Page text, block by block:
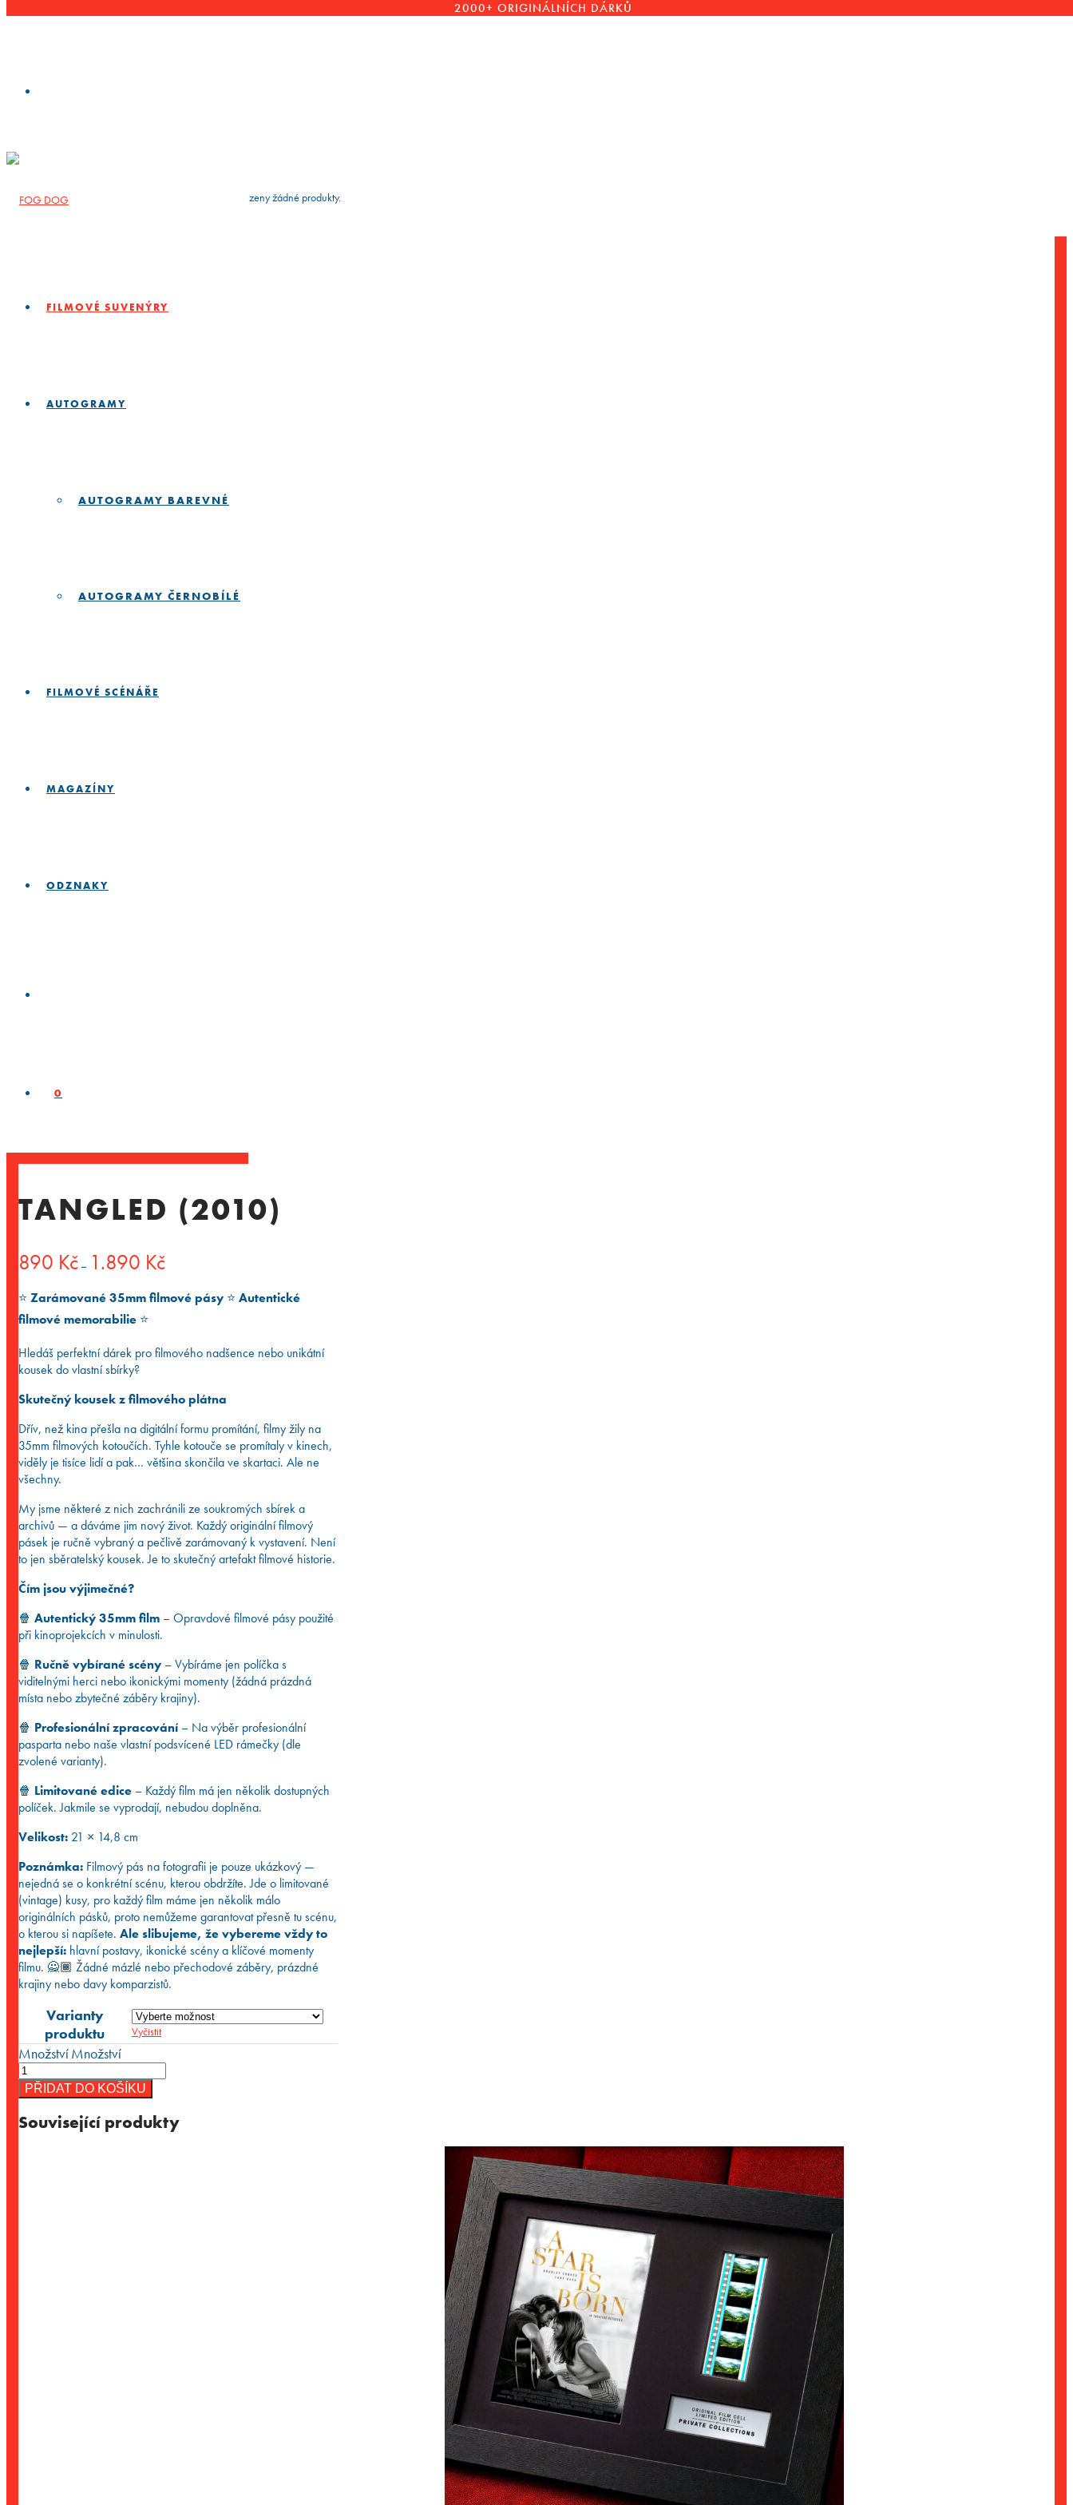
2000+ ORIGINÁLNÍCH DÁRKŮ
FILMOVÉ SUVENÝRY
AUTOGRAMY
AUTOGRAMY BAREVNÉ
AUTOGRAMY ČERNOBÍLÉ
FILMOVÉ SCÉNÁŘE
MAGAZÍNY
ODZNAKY
0
pressEnterto search Nebyly nalezeny žádné produkty.
TANGLED (2010)
890 Kč – 1.890 Kčcen:
až
⭐️ Zarámované 35mm filmové pásy ⭐️ Autentické
filmové memorabilie ⭐️
Hledáš perfektní dárek pro filmového nadšence nebo unikátní
kousek do vlastní sbírky?
Skutečný kousek z filmového plátna
Dřív, než kina přešla na digitální formu promítání, filmy žily na
35mm filmových kotoučích. Tyhle kotouče se promítaly v kinech,
viděly je tisíce lidí a pak… většina skončila ve skartaci. Ale ne
všechny.
My jsme některé z nich zachránili ze soukromých sbírek a
archivů — a dáváme jim nový život. Každý originální filmový
pásek je ručně vybraný a pečlivě zarámovaný k vystavení. Není
to jen sběratelský kousek. Je to skutečný artefakt filmové historie.
Čím jsou výjimečné?
🍿 Autentický 35mm film – Opravdové filmové pásy použité
při kinoprojekcích v minulosti.
🍿 Ručně vybírané scény – Vybíráme jen políčka s
viditelnými herci nebo ikonickými momenty (žádná prázdná
místa nebo zbytečné záběry krajiny).
🍿 Profesionální zpracování – Na výběr profesionální
pasparta nebo naše vlastní podsvícené LED rámečky (dle
zvolené varianty).
🍿 Limitované edice – Každý film má jen několik dostupných
políček. Jakmile se vyprodají, nebudou doplněna.
Velikost: 21 × 14,8 cm
Poznámka: Filmový pás na fotografii je pouze ukázkový —
nejedná se o konkrétní scénu, kterou obdržíte. Jde o limitované
(vintage) kusy, pro každý film máme jen několik málo
originálních pásků, proto nemůžeme garantovat přesně tu scénu,
o kterou si napíšete. Ale slibujeme, že vybereme vždy to
nejlepší: hlavní postavy, ikonické scény a klíčové momenty
filmu. 🙅🏾 Žádné mázlé nebo přechodové záběry, prázdné
krajiny nebo davy komparzistů.
Varianty
produktu
Vyčistit
MnožstvíMnožství
PŘIDAT DO KOŠÍKU
Související produkty